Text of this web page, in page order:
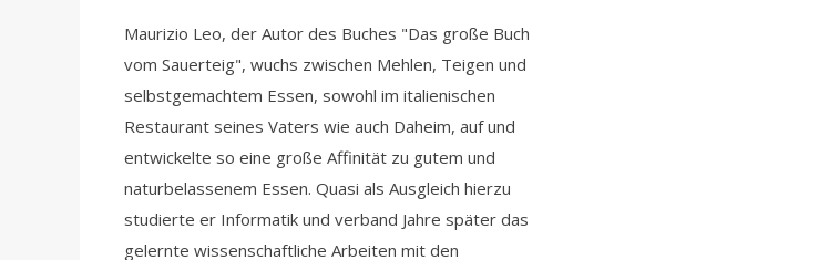
Maurizio Leo, der Autor des Buches "Das große Buch
vom Sauerteig", wuchs zwischen Mehlen, Teigen und
selbstgemachtem Essen, sowohl im italienischen
Restaurant seines Vaters wie auch Daheim, auf und
entwickelte so eine große Affinität zu gutem und
naturbelassenem Essen. Quasi als Ausgleich hierzu
studierte er Informatik und verband Jahre später das
gelernte wissenschaftliche Arbeiten mit den